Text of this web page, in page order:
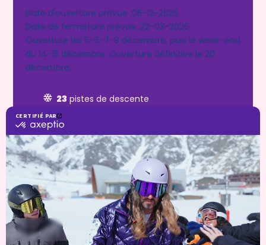
Date d'ouverture prévue :05-12-2025
Date de fermeture prévue :22-03-2026
Ouverture les 5-6-7-8 décembre, puis le week-end
du 14-15 décembre. Ouverture définitive le 20
décembre.
23 pistes de descente
2espaces luges
22kmde piste de ski alpin
2400mde dénivelé
Espacefree-ride